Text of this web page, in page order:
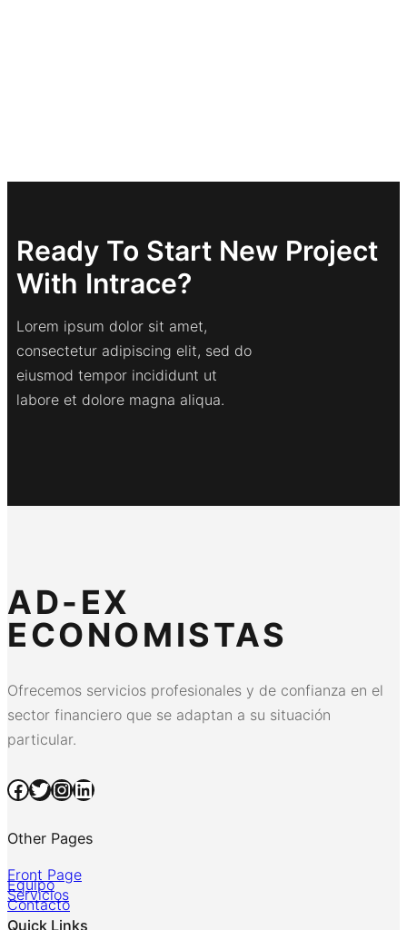
Ready To Start New Project
With Intrace?
Lorem ipsum dolor sit amet,
consectetur adipiscing elit, sed do
eiusmod tempor incididunt ut
labore et dolore magna aliqua.
AD-EX
ECONOMISTAS
Ofrecemos servicios profesionales y de confianza en el
sector financiero que se adaptan a su situación
particular.
Facebook Twitter InstagramLinkedIn
Other Pages
Front Page
Equipo
Servicios
Contacto
Quick Links